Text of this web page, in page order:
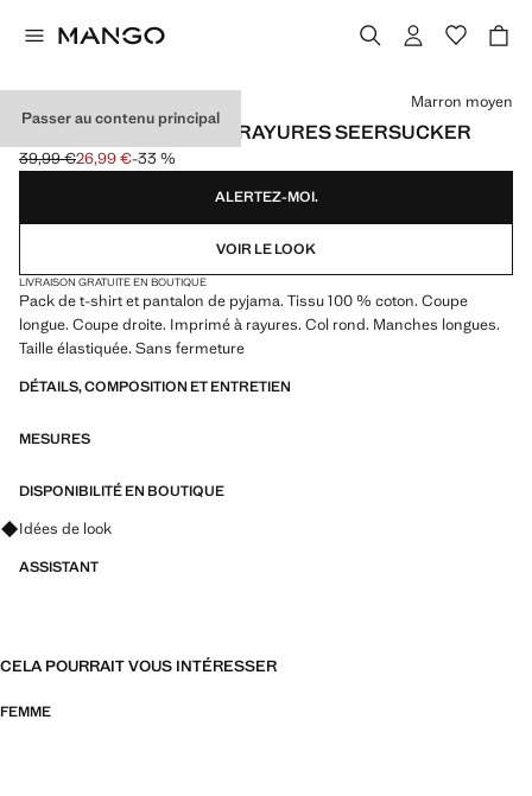
Passer au contenu principal
PYJAMA DEUX PIÈCES RAYURES SEERSUCKER
Prix initial barré [39,99 € ]
39,99 €
Prix actuel [26,99 € ]
26,99 €-33 %
Choisissez une couleur
Marron moyen
ALERTEZ-MOI.
VOIR LE LOOK
LIVRAISON GRATUITE EN BOUTIQUE
Pack de t-shirt et pantalon de pyjama. Tissu 100 % coton. Coupe
longue. Coupe droite. Imprimé à rayures. Col rond. Manches longues.
Taille élastiquée. Sans fermeture
DÉTAILS, COMPOSITION ET ENTRETIEN
MESURES
DISPONIBILITÉ EN BOUTIQUE
Renseignez-vous sur les looks, les vêtements et les tendances
Idées de look
ASSISTANT
CELA POURRAIT VOUS INTÉRESSER
FEMME